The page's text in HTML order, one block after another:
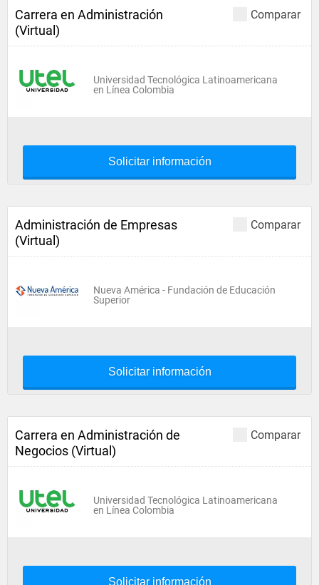
Comparar
Carrera en Administración
(Virtual)
Universidad Tecnológica Latinoamericana
en Línea Colombia
Solicitar información
Comparar
Administración de Empresas
(Virtual)
Nueva América - Fundación de Educación
Superior
Solicitar información
Comparar
Carrera en Administración de
Negocios (Virtual)
Universidad Tecnológica Latinoamericana
en Línea Colombia
Solicitar información